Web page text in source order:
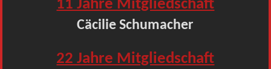
11 Jahre Mitgliedschaft
Cäcilie Schumacher
22 Jahre Mitgliedschaft